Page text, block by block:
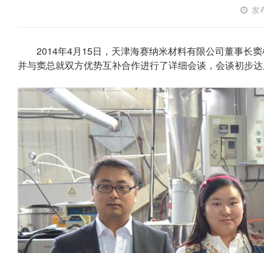
发
2014年4月15日，天津海赛纳米材料有限公司董事长窦
并与窦总就双方优势互补合作进行了详细会谈，会谈初步